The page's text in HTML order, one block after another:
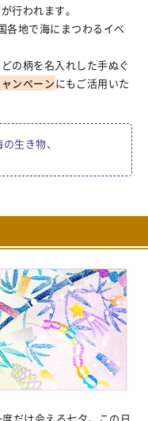
行われます。
各地で海にまつわるイベ
の柄を名入れした手ぬぐ
ンペーンにもご活用いた
の生き物
だけ会える七夕。この日